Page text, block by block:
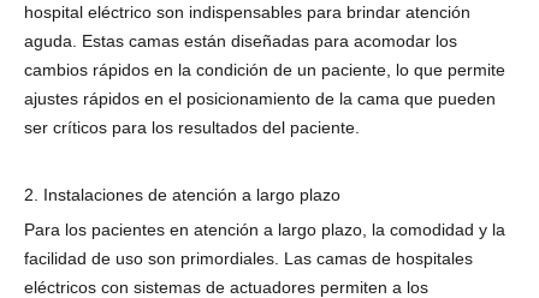
hospital eléctrico son indispensables para brindar atención
aguda. Estas camas están diseñadas para acomodar los
cambios rápidos en la condición de un paciente, lo que permite
ajustes rápidos en el posicionamiento de la cama que pueden
ser críticos para los resultados del paciente.
2. Instalaciones de atención a largo plazo
Para los pacientes en atención a largo plazo, la comodidad y la
facilidad de uso son primordiales. Las camas de hospitales
eléctricos con sistemas de actuadores permiten a los